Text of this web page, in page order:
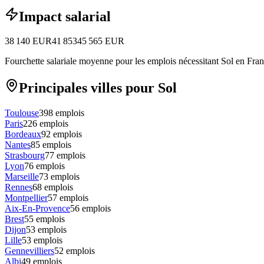
Impact salarial
38 140 EUR41 85345 565 EUR
Fourchette salariale moyenne pour les emplois nécessitant Sol en
Principales villes pour Sol
Toulouse398 emplois
Paris226 emplois
Bordeaux92 emplois
Nantes85 emplois
Strasbourg77 emplois
Lyon76 emplois
Marseille73 emplois
Rennes68 emplois
Montpellier57 emplois
Aix-En-Provence56 emplois
Brest55 emplois
Dijon53 emplois
Lille53 emplois
Gennevilliers52 emplois
Albi49 emplois